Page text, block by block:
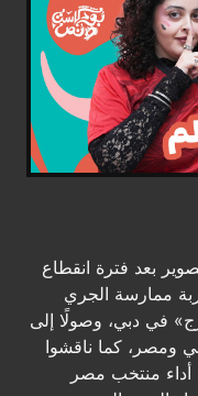
بعد فترة انقطاع
ممارسة الجري
في دبي، وصولًا إلى
ومصر، كما ناقشوا
أداء منتخب مصر